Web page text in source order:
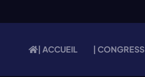
| ACCUEIL | CONGRESS